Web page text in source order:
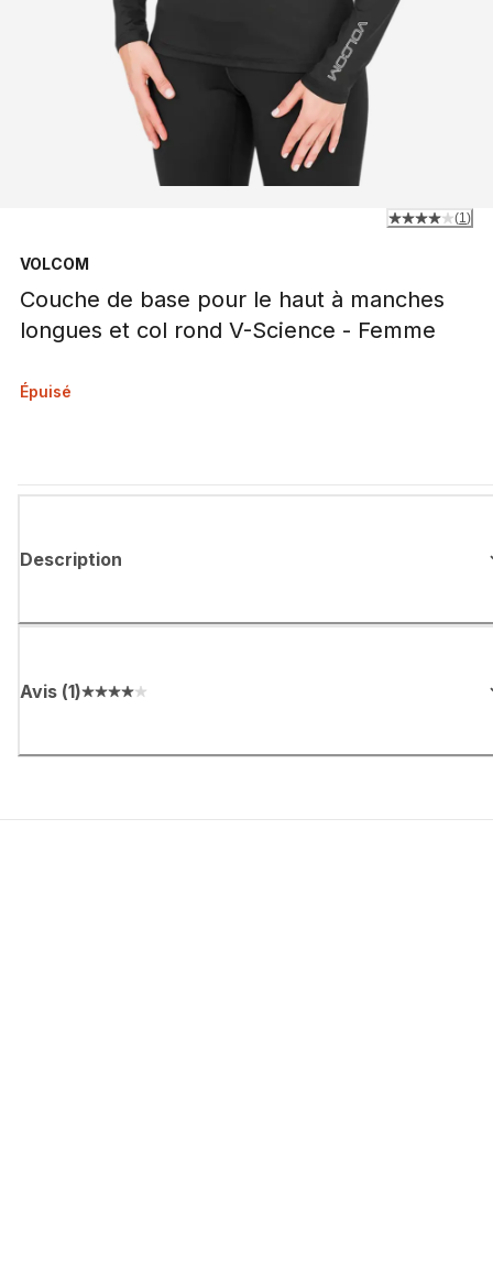
VOLCOM
Couche de base pour le haut à manches
longues et col rond V-Science - Femme
(1)
Épuisé
Description
Avis (1)